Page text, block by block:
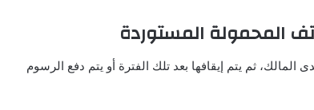
المحمولة المستوردة
تعمل الأجهزة لمدة 90 يومًا فقط لدى المالك، ثم يتم إيقافها بعد تلك الفترة أو يتم دفع الرسوم